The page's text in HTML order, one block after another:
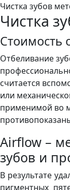
Чистка зубов
Чистка
Стоимость
Отбеливание
считается
или
применимой во
Airflow –
зубов и
В результате
пигментных